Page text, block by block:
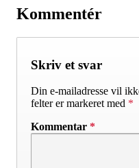
Kommentér
Skriv et svar
Din e-mailadresse vil
felter er markeret med *
Kommentar *